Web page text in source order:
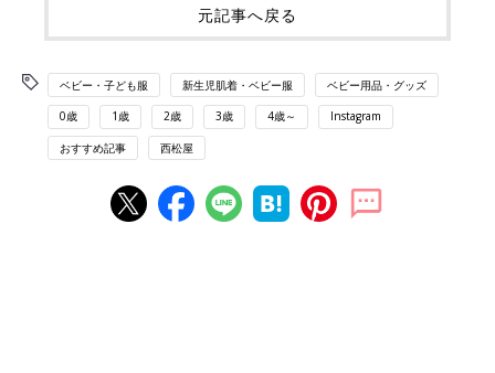
元記事へ戻る
ベビー・子ども服 新生児肌着・ベビー服 ベビー用品・グッズ
0歳 1歳 2歳 3歳 4歳～ Instagram
おすすめ記事 西松屋